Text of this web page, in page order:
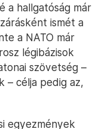
állam a
hogyan
hogyan
az annektált
hogy emelni
programot
a nukleáris